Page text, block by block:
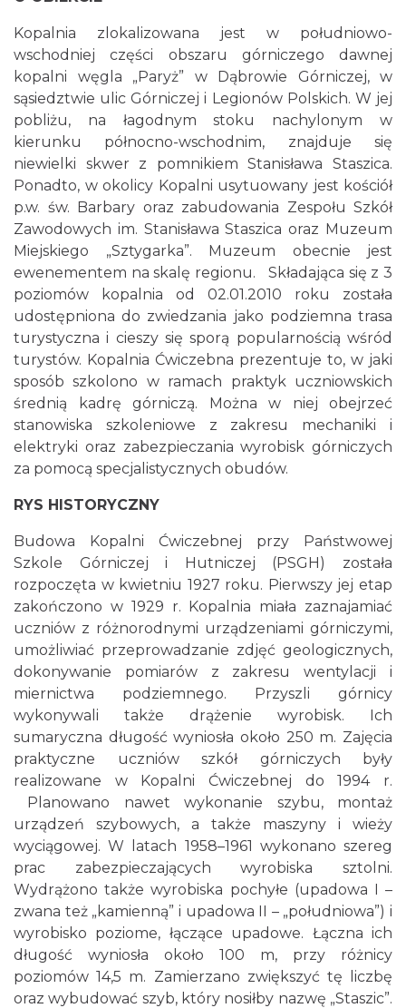
Kopalnia zlokalizowana jest w południowo-
wschodniej części obszaru górniczego dawnej
kopalni węgla „Paryż” w Dąbrowie Górniczej, w
sąsiedztwie ulic Górniczej i Legionów Polskich. W jej
pobliżu, na łagodnym stoku nachylonym w
kierunku północno-wschodnim, znajduje się
niewielki skwer z pomnikiem Stanisława Staszica.
Ponadto, w okolicy Kopalni usytuowany jest kościół
p.w. św. Barbary oraz zabudowania Zespołu Szkół
Zawodowych im. Stanisława Staszica oraz Muzeum
Miejskiego „Sztygarka”. Muzeum obecnie jest
ewenementem na skalę regionu. Składająca się z 3
poziomów kopalnia od 02.01.2010 roku została
udostępniona do zwiedzania jako podziemna trasa
turystyczna i cieszy się sporą popularnością wśród
turystów. Kopalnia Ćwiczebna prezentuje to, w jaki
sposób szkolono w ramach praktyk uczniowskich
średnią kadrę górniczą. Można w niej obejrzeć
stanowiska szkoleniowe z zakresu mechaniki i
elektryki oraz zabezpieczania wyrobisk górniczych
za pomocą specjalistycznych obudów.
RYS HISTORYCZNY
Budowa Kopalni Ćwiczebnej przy Państwowej
Szkole Górniczej i Hutniczej (PSGH) została
rozpoczęta w kwietniu 1927 roku. Pierwszy jej etap
zakończono w 1929 r. Kopalnia miała zaznajamiać
uczniów z różnorodnymi urządzeniami górniczymi,
umożliwiać przeprowadzanie zdjęć geologicznych,
dokonywanie pomiarów z zakresu wentylacji i
miernictwa podziemnego. Przyszli górnicy
wykonywali także drążenie wyrobisk. Ich
sumaryczna długość wyniosła około 250 m. Zajęcia
praktyczne uczniów szkół górniczych były
realizowane w Kopalni Ćwiczebnej do 1994 r.
Planowano nawet wykonanie szybu, montaż
urządzeń szybowych, a także maszyny i wieży
wyciągowej. W latach 1958–1961 wykonano szereg
prac zabezpieczających wyrobiska sztolni.
Wydrążono także wyrobiska pochyłe (upadowa I –
zwana też „kamienną” i upadowa II – „południowa”) i
wyrobisko poziome, łączące upadowe. Łączna ich
długość wyniosła około 100 m, przy różnicy
poziomów 14,5 m. Zamierzano zwiększyć tę liczbę
oraz wybudować szyb, który nosiłby nazwę „Staszic”.